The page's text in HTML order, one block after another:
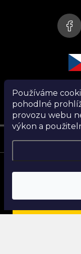
Používáme
pohodlné
provozu webu
výkon a
Instagram
Copyright 2026
Najdi si